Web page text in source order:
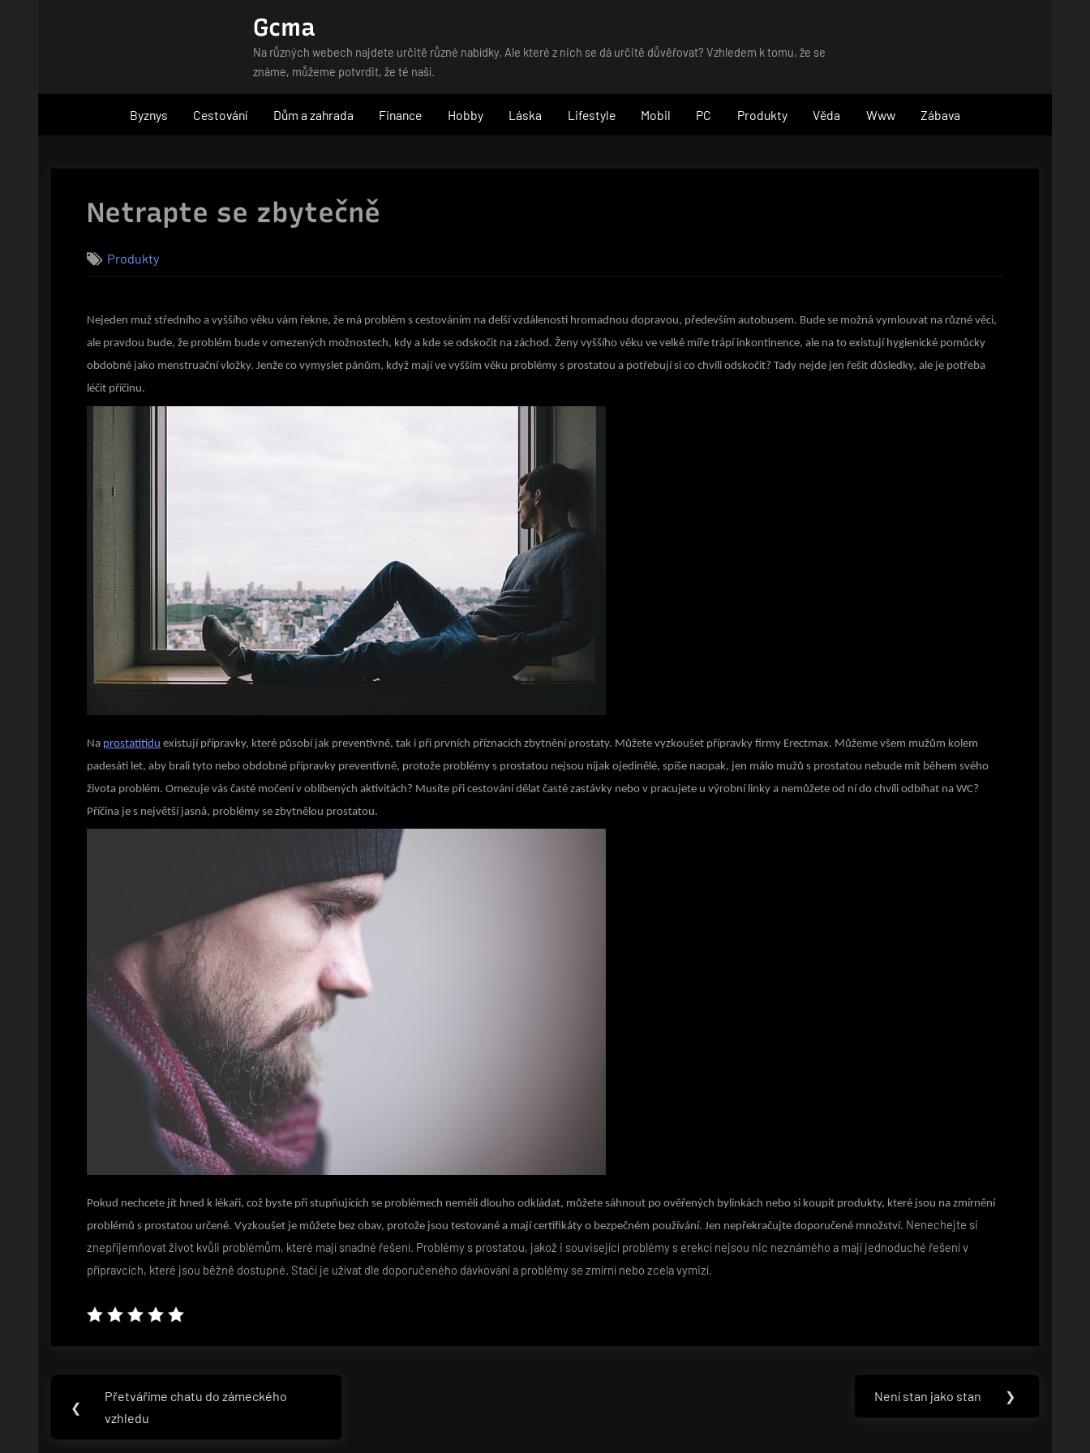
Gcma
Na různých webech najdete určitě různé nabídky. Ale které z nich se dá určitě důvěřovat? Vzhledem k tomu, že se
známe, můžeme potvrdit, že té naší.
Byznys Cestování Dům a zahrada Finance Hobby Láska Lifestyle Mobil PC Produkty Věda Www Zábava
Netrapte se zbytečně
Produkty
Nejeden muž středního a vyššího věku vám řekne, že má problém s cestováním na delší vzdálenosti hromadnou dopravou, především autobusem. Bude se možná vymlouvat na různé věci,
ale pravdou bude, že problém bude v omezených možnostech, kdy a kde se odskočit na záchod. Ženy vyššího věku ve velké míře trápí inkontinence, ale na to existují hygienické pomůcky
obdobné jako menstruační vložky. Jenže co vymyslet pánům, když mají ve vyšším věku problémy s prostatou a potřebují si co chvíli odskočit? Tady nejde jen řešit důsledky, ale je potřeba
léčit příčinu.
Na prostatitidu existují přípravky, které působí jak preventivně, tak i při prvních příznacích zbytnění prostaty. Můžete vyzkoušet přípravky firmy Erectmax. Můžeme všem mužům kolem
padesáti let, aby brali tyto nebo obdobné přípravky preventivně, protože problémy s prostatou nejsou nijak ojedinělé, spíše naopak, jen málo mužů s prostatou nebude mít během svého
života problém. Omezuje vás časté močení v oblíbených aktivitách? Musíte při cestování dělat časté zastávky nebo v pracujete u výrobní linky a nemůžete od ní do chvíli odbíhat na WC?
Příčina je s největší jasná, problémy se zbytnělou prostatou.
Pokud nechcete jít hned k lékaři, což byste při stupňujících se problémech neměli dlouho odkládat, můžete sáhnout po ověřených bylinkách nebo si koupit produkty, které jsou na zmírnění
problémů s prostatou určené. Vyzkoušet je můžete bez obav, protože jsou testované a mají certifikáty o bezpečném používání. Jen nepřekračujte doporučené množství. Nenechejte si
znepříjemňovat život kvůli problémům, které mají snadné řešení. Problémy s prostatou, jakož i související problémy s erekcí nejsou nic neznámého a mají jednoduché řešení v
přípravcích, které jsou běžně dostupné. Stačí je užívat dle doporučeného dávkování a problémy se zmírní nebo zcela vymizí.
Navigace
pro
❮
Previous
Post:
Přetváříme chatu do zámeckého
vzhledu
Next
Není stan jako stan ❯